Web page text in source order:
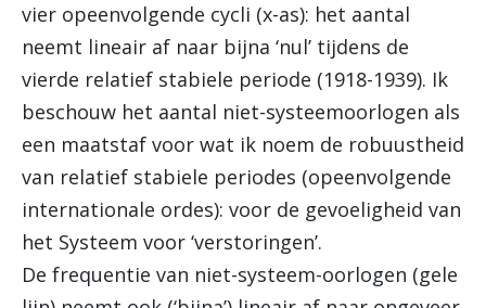
vier opeenvolgende cycli (x-as): het aantal
neemt lineair af naar bijna ‘nul’ tijdens de
vierde relatief stabiele periode (1918-1939). Ik
beschouw het aantal niet-systeemoorlogen als
een maatstaf voor wat ik noem de robuustheid
van relatief stabiele periodes (opeenvolgende
internationale ordes): voor de gevoeligheid van
het Systeem voor ‘verstoringen’.
De frequentie van niet-systeem-oorlogen (gele